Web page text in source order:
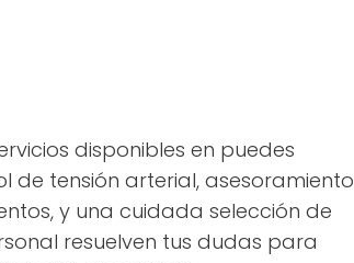
disponibles en puedes
de tensión arterial, asesoramiento
y una cuidada selección de
resuelven tus dudas para